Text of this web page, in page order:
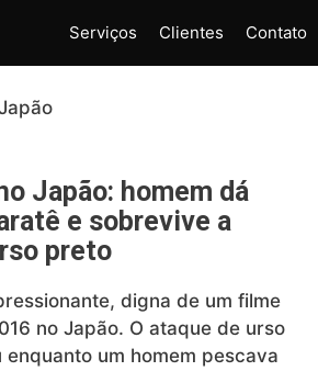
Serviços Clientes Contato
Japão: homem dá
e sobrevive a
preto
digna de um filme
no Japão. O ataque de urso
um homem pescava